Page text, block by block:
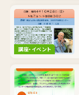
講座・イベント